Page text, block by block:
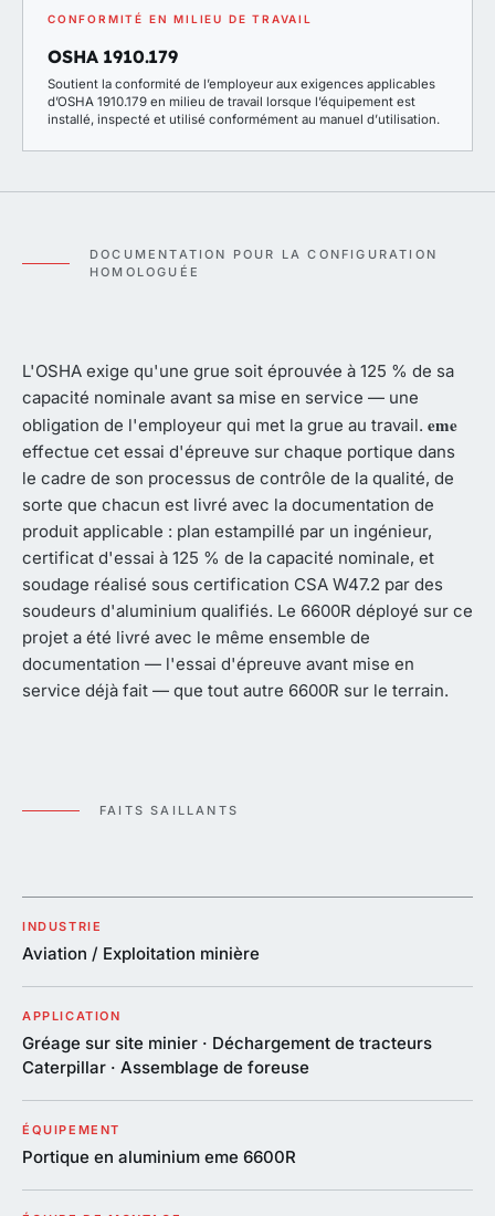
CONFORMITÉ EN MILIEU DE TRAVAIL
OSHA 1910.179
Soutient la conformité de l’employeur aux exigences applicables
d’OSHA 1910.179 en milieu de travail lorsque l’équipement est
installé, inspecté et utilisé conformément au manuel d’utilisation.
DOCUMENTATION POUR LA CONFIGURATION
HOMOLOGUÉE
L'OSHA exige qu'une grue soit éprouvée à 125 % de sa
capacité nominale avant sa mise en service — une
obligation de l'employeur qui met la grue au travail. eme
effectue cet essai d'épreuve sur chaque portique dans
le cadre de son processus de contrôle de la qualité, de
sorte que chacun est livré avec la documentation de
produit applicable : plan estampillé par un ingénieur,
certificat d'essai à 125 % de la capacité nominale, et
soudage réalisé sous certification CSA W47.2 par des
soudeurs d'aluminium qualifiés. Le 6600R déployé sur ce
projet a été livré avec le même ensemble de
documentation — l'essai d'épreuve avant mise en
service déjà fait — que tout autre 6600R sur le terrain.
FAITS SAILLANTS
INDUSTRIE
Aviation / Exploitation minière
APPLICATION
Gréage sur site minier · Déchargement de tracteurs
Caterpillar · Assemblage de foreuse
ÉQUIPEMENT
Portique en aluminium eme 6600R